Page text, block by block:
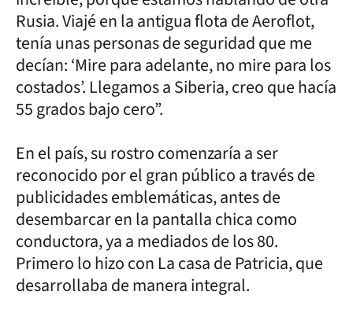
Rusia. Viajé en la antigua flota de Aeroflot,
tenía unas personas de seguridad que me
decían: ‘Mire para adelante, no mire para los
costados’. Llegamos a Siberia, creo que hacía
55 grados bajo cero”.
En el país, su rostro comenzaría a ser
reconocido por el gran público a través de
publicidades emblemáticas, antes de
desembarcar en la pantalla chica como
conductora, ya a mediados de los 80.
Primero lo hizo con La casa de Patricia, que
desarrollaba de manera integral.